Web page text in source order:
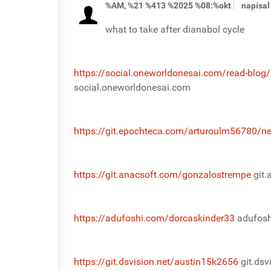
%AM, %21 %413 %2025 %08:%okt napísal
what to take after dianabol cycle
https://social.oneworldonesai.com/read-
social.oneworldonesai.com
https://git.epochteca.com/arturoulm56780/
https://git.anacsoft.com/gonzalostrempe
https://adufoshi.com/dorcaskinder33
https://git.dsvision.net/austin15k2656